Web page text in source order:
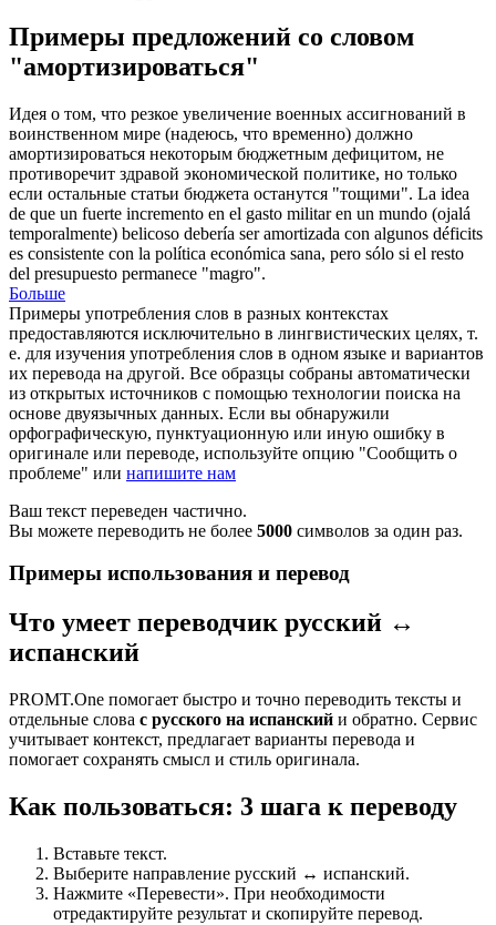
Примеры предложений со словом
"амортизироваться"
Идея о том, что резкое увеличение военных ассигнований в
воинственном мире (надеюсь, что временно) должно
амортизироваться некоторым бюджетным дефицитом, не
противоречит здравой экономической политике, но только
если остальные статьи бюджета останутся "тощими". La idea
de que un fuerte incremento en el gasto militar en un mundo (ojalá
temporalmente) belicoso debería seramortizada con algunos déficits
es consistente con la política económica sana, pero sólo si el resto
del presupuesto permanece "magro".
Больше
Примеры употребления слов в разных контекстах
предоставляются исключительно в лингвистических целях, т.
е. для изучения употребления слов в одном языке и вариантов
их перевода на другой. Все образцы собраны автоматически
из открытых источников с помощью технологии поиска на
основе двуязычных данных. Если вы обнаружили
орфографическую, пунктуационную или иную ошибку в
оригинале или переводе, используйте опцию "Сообщить о
проблеме" или напишите нам
Ваш текст переведен частично.
Вы можете переводить не более 5000 символов за один раз.
Примеры использования и перевод
Что умеет переводчик русский ↔
испанский
PROMT.One помогает быстро и точно переводить тексты и
отдельные слова с русского на испанский и обратно. Сервис
учитывает контекст, предлагает варианты перевода и
помогает сохранять смысл и стиль оригинала.
Как пользоваться: 3 шага к переводу
Вставьте текст.
Выберите направление русский ↔ испанский.
Нажмите «Перевести». При необходимости
отредактируйте результат и скопируйте перевод.